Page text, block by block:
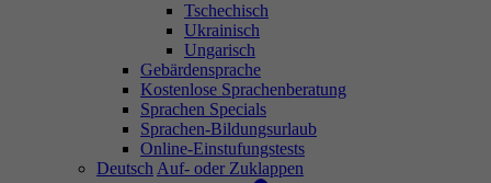
Tschechisch
Ukrainisch
Ungarisch
Gebärdensprache
Kostenlose Sprachenberatung
Sprachen Specials
Sprachen-Bildungsurlaub
Online-Einstufungstests
Deutsch Auf- oder Zuklappen